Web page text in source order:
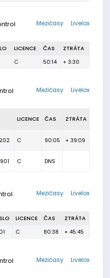
Livelox
Mezičasy
LICENCE ČAS
ZTRÁTA
C 50:14 + 3:30
Livelox
Mezičasy
LICENCE ČAS ZTRÁTA
C 90:05 + 39:09
C DNS
Livelox
Mezičasy
LICENCE ČAS
ZTRÁTA
C 80:38 + 45:45
Livelox
Mezičasy